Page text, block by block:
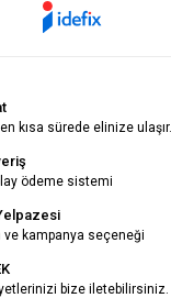
kısa sürede elinize ulaşır.
ödeme sistemi
ve kampanya seçeneği
bize iletebilirsiniz.